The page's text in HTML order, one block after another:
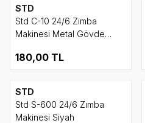
STD
Std C-10 24/6 Zımba
Makinesi Metal Gövde
180,00 TL
STD
Std S-600 24/6 Zımba
Makinesi Siyah